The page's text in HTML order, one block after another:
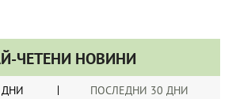
ЧЕТЕНИ НОВИНИ
ПОСЛЕДНИ 30 ДНИ